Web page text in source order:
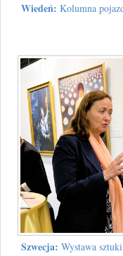
Wiedeń: Kolumna
Szwecja: Wystawa